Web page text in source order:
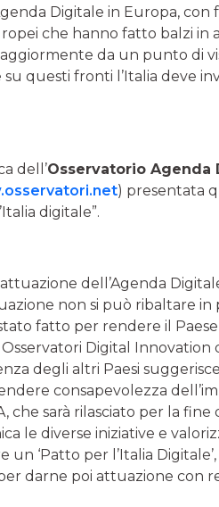
Digitale in Europa,
che hanno fatto balzi
da un punto di
questi fronti l’Italia deve
dell’Osservatorio
) presentata
digitale”.
dell’Agenda
non si può ribaltare
fatto per rendere il
Digital
degli altri Paesi
consapevolezza
che sarà rilasciato per la
le diverse iniziative e
un ‘Patto per l’Italia
darne poi attuazione con